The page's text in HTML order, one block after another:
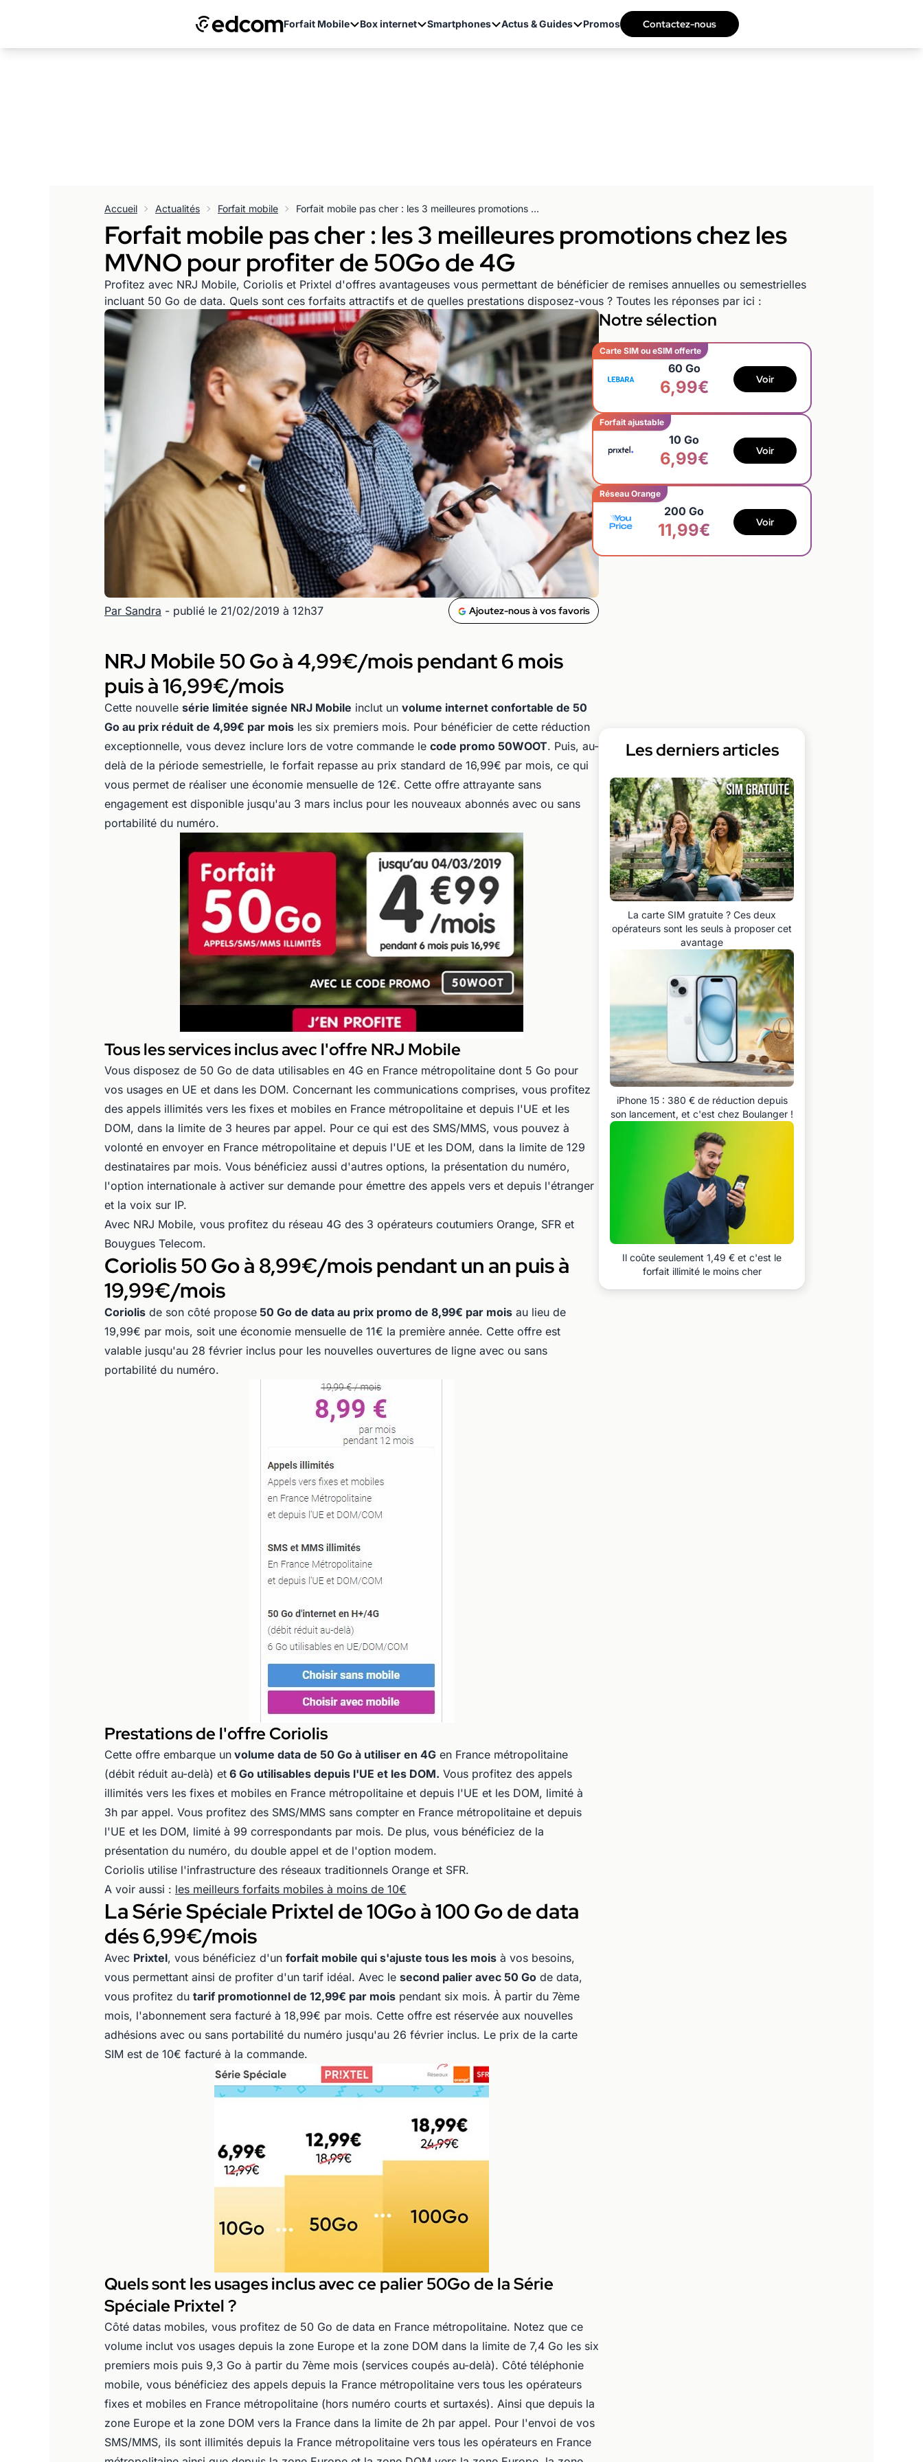
Forfait Mobile Box internet Smartphones Actus & Guides Promos Contactez-nous
Accueil Actualités Forfait mobile Forfait mobile pas cher : les 3 meilleures promotions chez les MVNO pour profiter de 50Go de 4G
Forfait mobile pas cher : les 3 meilleures promotions chez les
MVNO pour profiter de 50Go de 4G
Profitez avec NRJ Mobile, Coriolis et Prixtel d'offres avantageuses vous permettant de bénéficier de remises annuelles ou semestrielles
incluant 50 Go de data. Quels sont ces forfaits attractifs et de quelles prestations disposez-vous ? Toutes les réponses par ici :
Par Sandra - publié le 21/02/2019 à 12h37 Ajoutez-nous à vos favoris
NRJ Mobile 50 Go à 4,99€/mois pendant 6 mois
puis à 16,99€/mois
Cette nouvelle série limitée signée NRJ Mobile inclut un volume internet confortable de 50
Go au prix réduit de 4,99€ par mois les six premiers mois. Pour bénéficier de cette réduction
exceptionnelle, vous devez inclure lors de votre commande le code promo 50WOOT. Puis, au-
delà de la période semestrielle, le forfait repasse au prix standard de 16,99€ par mois, ce qui
vous permet de réaliser une économie mensuelle de 12€. Cette offre attrayante sans
engagement est disponible jusqu'au 3 mars inclus pour les nouveaux abonnés avec ou sans
portabilité du numéro.
Tous les services inclus avec l'offre NRJ Mobile
Vous disposez de 50 Go de data utilisables en 4G en France métropolitaine dont 5 Go pour
vos usages en UE et dans les DOM. Concernant les communications comprises, vous profitez
des appels illimités vers les fixes et mobiles en France métropolitaine et depuis l'UE et les
DOM, dans la limite de 3 heures par appel. Pour ce qui est des SMS/MMS, vous pouvez à
volonté en envoyer en France métropolitaine et depuis l'UE et les DOM, dans la limite de 129
destinataires par mois. Vous bénéficiez aussi d'autres options, la présentation du numéro,
l'option internationale à activer sur demande pour émettre des appels vers et depuis l'étranger
et la voix sur IP.
Avec NRJ Mobile, vous profitez du réseau 4G des 3 opérateurs coutumiers Orange, SFR et
Bouygues Telecom.
Coriolis 50 Go à 8,99€/mois pendant un an puis à
19,99€/mois
Coriolis de son côté propose 50 Go de data au prix promo de 8,99€ par mois au lieu de
19,99€ par mois, soit une économie mensuelle de 11€ la première année. Cette offre est
valable jusqu'au 28 février inclus pour les nouvelles ouvertures de ligne avec ou sans
portabilité du numéro.
Prestations de l'offre Coriolis
Cette offre embarque un volume data de 50 Go à utiliser en 4G en France métropolitaine
(débit réduit au-delà) et 6 Go utilisables depuis l'UE et les DOM. Vous profitez des appels
illimités vers les fixes et mobiles en France métropolitaine et depuis l'UE et les DOM, limité à
3h par appel. Vous profitez des SMS/MMS sans compter en France métropolitaine et depuis
l'UE et les DOM, limité à 99 correspondants par mois. De plus, vous bénéficiez de la
présentation du numéro, du double appel et de l'option modem.
Coriolis utilise l'infrastructure des réseaux traditionnels Orange et SFR.
A voir aussi : les meilleurs forfaits mobiles à moins de 10€
La Série Spéciale Prixtel de 10Go à 100 Go de data
dés 6,99€/mois
Avec Prixtel, vous bénéficiez d'un forfait mobile qui s'ajuste tous les mois à vos besoins,
vous permettant ainsi de profiter d'un tarif idéal. Avec le second palier avec 50 Go de data,
vous profitez du tarif promotionnel de 12,99€ par mois pendant six mois. À partir du 7ème
mois, l'abonnement sera facturé à 18,99€ par mois. Cette offre est réservée aux nouvelles
adhésions avec ou sans portabilité du numéro jusqu'au 26 février inclus. Le prix de la carte
SIM est de 10€ facturé à la commande.
Quels sont les usages inclus avec ce palier 50Go de la Série
Spéciale Prixtel ?
Côté datas mobiles, vous profitez de 50 Go de data en France métropolitaine. Notez que ce
volume inclut vos usages depuis la zone Europe et la zone DOM dans la limite de 7,4 Go les six
premiers mois puis 9,3 Go à partir du 7ème mois (services coupés au-delà). Côté téléphonie
mobile, vous bénéficiez des appels depuis la France métropolitaine vers tous les opérateurs
fixes et mobiles en France métropolitaine (hors numéro courts et surtaxés). Ainsi que depuis la
zone Europe et la zone DOM vers la France dans la limite de 2h par appel. Pour l'envoi de vos
SMS/MMS, ils sont illimités depuis la France métropolitaine vers tous les opérateurs en France
Notre sélection
Carte SIM ou eSIM offerte
60 Go
6,99€ Voir
Forfait ajustable
10 Go
6,99€ Voir
Réseau Orange
200 Go
11,99€ Voir
Les derniers articles
La carte SIM gratuite ? Ces deux
opérateurs sont les seuls à proposer cet
avantage
iPhone 15 : 380 € de réduction depuis
son lancement, et c'est chez Boulanger !
Il coûte seulement 1,49 € et c'est le
forfait illimité le moins cher